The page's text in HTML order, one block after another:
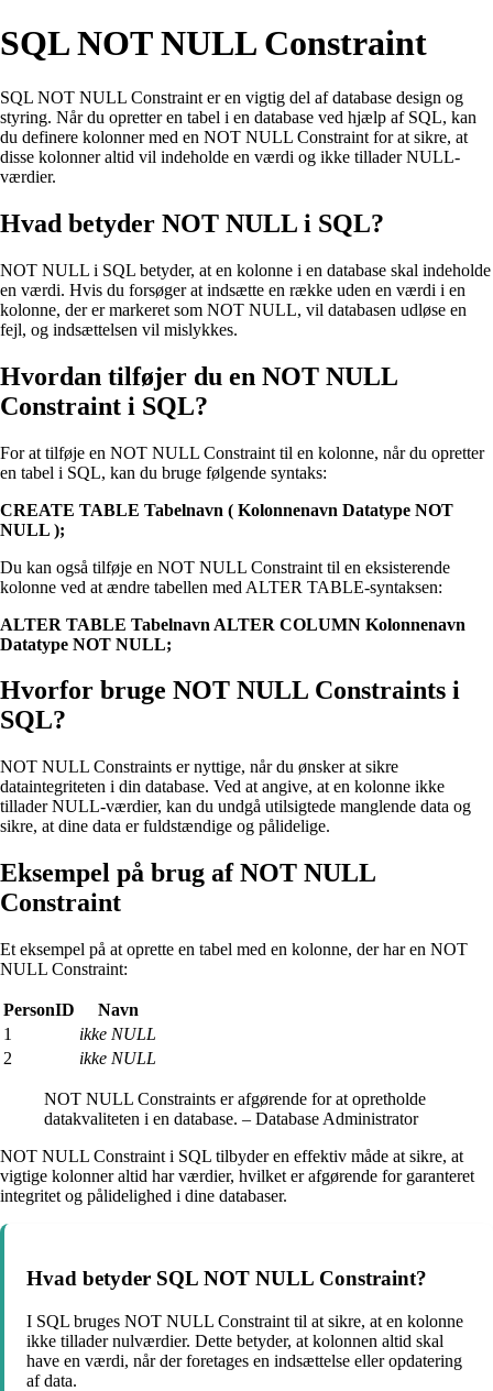
SQL NOT NULL Constraint
SQL NOT NULL Constraint er en vigtig del af database design og
styring. Når du opretter en tabel i en database ved hjælp af SQL, kan
du definere kolonner med en NOT NULL Constraint for at sikre, at
disse kolonner altid vil indeholde en værdi og ikke tillader NULL-
værdier.
Hvad betyder NOT NULL i SQL?
NOT NULL i SQL betyder, at en kolonne i en database skal indeholde
en værdi. Hvis du forsøger at indsætte en række uden en værdi i en
kolonne, der er markeret som NOT NULL, vil databasen udløse en
fejl, og indsættelsen vil mislykkes.
Hvordan tilføjer du en NOT NULL
Constraint i SQL?
For at tilføje en NOT NULL Constraint til en kolonne, når du opretter
en tabel i SQL, kan du bruge følgende syntaks:
CREATE TABLE Tabelnavn ( Kolonnenavn Datatype NOT
NULL );
Du kan også tilføje en NOT NULL Constraint til en eksisterende
kolonne ved at ændre tabellen med ALTER TABLE-syntaksen:
ALTER TABLE Tabelnavn ALTER COLUMN Kolonnenavn
Datatype NOT NULL;
Hvorfor bruge NOT NULL Constraints i
SQL?
NOT NULL Constraints er nyttige, når du ønsker at sikre
dataintegriteten i din database. Ved at angive, at en kolonne ikke
tillader NULL-værdier, kan du undgå utilsigtede manglende data og
sikre, at dine data er fuldstændige og pålidelige.
Eksempel på brug af NOT NULL
Constraint
Et eksempel på at oprette en tabel med en kolonne, der har en NOT
NULL Constraint:
PersonID
Navn
1
ikke NULL
2
ikke NULL
NOT NULL Constraints er afgørende for at opretholde
datakvaliteten i en database. – Database Administrator
NOT NULL Constraint i SQL tilbyder en effektiv måde at sikre, at
vigtige kolonner altid har værdier, hvilket er afgørende for garanteret
integritet og pålidelighed i dine databaser.
Hvad betyder SQL NOT NULL Constraint?
I SQL bruges NOT NULL Constraint til at sikre, at en kolonne
ikke tillader nulværdier. Dette betyder, at kolonnen altid skal
have en værdi, når der foretages en indsættelse eller opdatering
af data.